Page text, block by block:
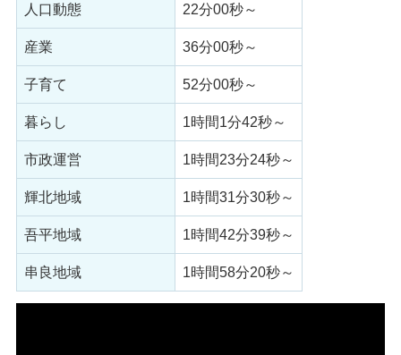
人口動態 22分00秒～
産業 36分00秒～
子育て 52分00秒～
暮らし 1時間1分42秒～
市政運営 1時間23分24秒～
輝北地域 1時間31分30秒～
吾平地域 1時間42分39秒～
串良地域 1時間58分20秒～